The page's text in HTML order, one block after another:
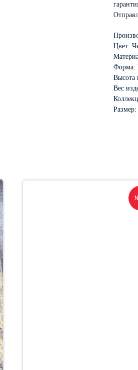
Цвет:
Форма:
Высота
Вес